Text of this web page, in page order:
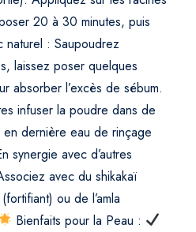
20 à 30 minutes, puis
naturel : Saupoudrez
laissez poser quelques
absorber l’excès de sébum.
infuser la poudre dans de
en dernière eau de rinçage
synergie avec d’autres
avec du shikakaï
ou de l’amla
Bienfaits pour la Peau :